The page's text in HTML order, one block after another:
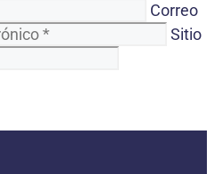
Correo
Sitio